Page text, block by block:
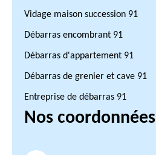
Vidage maison succession 91
Débarras encombrant 91
Débarras d'appartement 91
Débarras de grenier et cave 91
Entreprise de débarras 91
Nos coordonnées